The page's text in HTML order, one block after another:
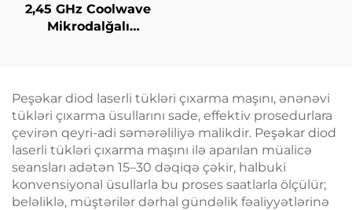
2,45 GHz Coolwave
Mikrodalğalı
və Gərginləşdirilməsi,
Üzün Radiofrekvanslı
Emalı, Çəki Itirmə və
Bədənin İncələnməsi
Peşəkar diod laserli tükləri çıxarma maşını, ənənəvi
tükləri çıxarma üsullarını sade, effektiv prosedurlara
çevirən qeyri-adi səmərəliliyə malikdir. Peşəkar diod
laserli tükləri çıxarma maşını ilə aparılan müalicə
seansları adətən 15–30 dəqiqə çəkir, halbuki
konvensiyonal üsullarla bu proses saatlarla ölçülür;
beləliklə, müştərilər dərhal gündəlik fəaliyyətlərinə